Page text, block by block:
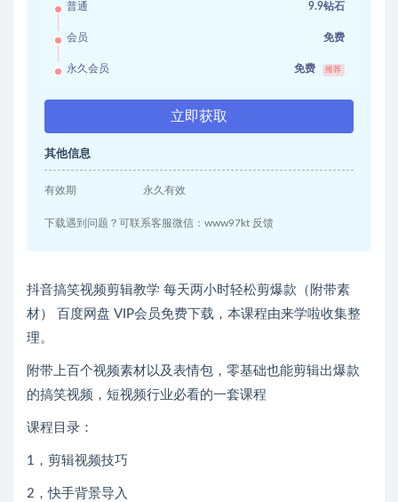
普通 9.9钻石
会员 免费
永久会员 免费 推荐
立即获取
其他信息
有效期 永久有效
下载遇到问题？可联系客服微信：www97kt 反馈
抖音搞笑视频剪辑教学 每天两小时轻松剪爆款（附带素
材） 百度网盘 VIP会员免费下载，本课程由来学啦收集整
理。
附带上百个视频素材以及表情包，零基础也能剪辑出爆款
的搞笑视频，短视频行业必看的一套课程
课程目录：
1，剪辑视频技巧
2，快手背景导入